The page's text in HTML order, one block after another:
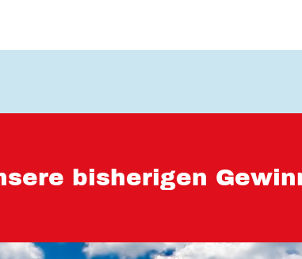
bisherigen